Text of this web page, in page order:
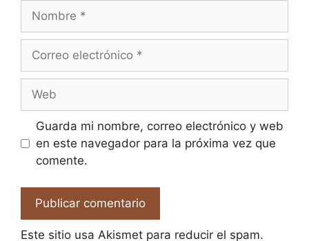
Nombre
Correo
Web
Guarda mi nombre, correo electrónico y web
en este navegador para la próxima vez que
comente.
Este sitio usa Akismet para reducir el spam.